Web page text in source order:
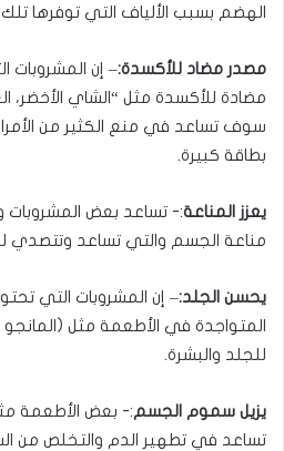
الهضم بسبب الألياف التي توفرها تلك
مصدر مضاد للأكسدة:– إن
مضادة للأكسدة مثل “الشاي الأخضر،
سوف تساعد في منع الكثير من
بطاقة كبيرة.
يعزز المناعة:- تساعد بعض المشروبات
مناعة الجسم والتي تساعد وتتصدي
يحسن الجلد:– إن المشروبات التي
المتواجدة في الأطعمة مثل
للجلد والبشرة.
يزيل سموم الجسم:- بعض الأطعمة مثل
تساعد في تطهير الدم والتخلص من